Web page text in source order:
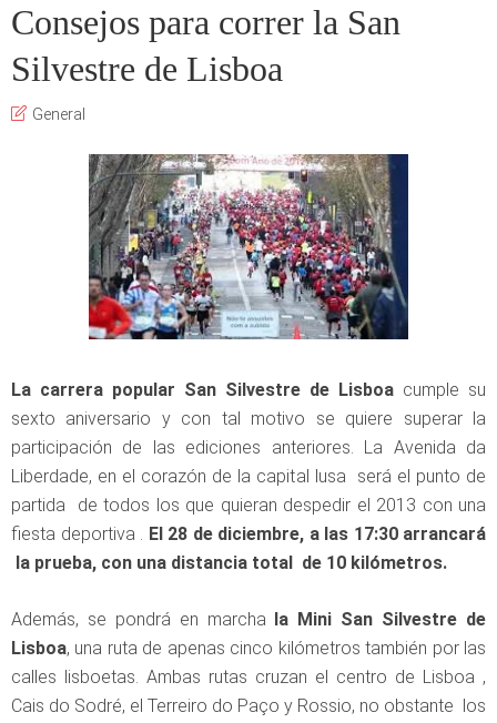
Consejos para correr la San
Silvestre de Lisboa
General
La carrera popular San Silvestre de Lisboa cumple su
sexto aniversario y con tal motivo se quiere superar la
participación de las ediciones anteriores. La Avenida da
Liberdade, en el corazón de la capital lusa será el punto de
partida de todos los que quieran despedir el 2013 con una
fiesta deportiva . El 28 de diciembre, a las 17:30 arrancará
la prueba, con una distancia total de 10 kilómetros.
Además, se pondrá en marcha la Mini San Silvestre de
Lisboa, una ruta de apenas cinco kilómetros también por las
calles lisboetas. Ambas rutas cruzan el centro de Lisboa ,
Cais do Sodré, el Terreiro do Paço y Rossio, no obstante los